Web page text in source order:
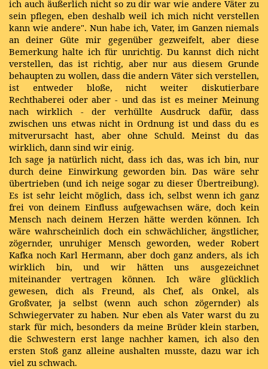
ich auch äußerlich nicht so zu dir war wie andere Väter zu
sein pflegen, eben deshalb weil ich mich nicht verstellen
kann wie andere". Nun habe ich, Vater, im Ganzen niemals
an deiner Güte mir gegenüber gezweifelt, aber diese
Bemerkung halte ich für unrichtig. Du kannst dich nicht
verstellen, das ist richtig, aber nur aus diesem Grunde
behaupten zu wollen, dass die andern Väter sich verstellen,
ist entweder bloße, nicht weiter diskutierbare
Rechthaberei oder aber - und das ist es meiner Meinung
nach wirklich - der verhüllte Ausdruck dafür, dass
zwischen uns etwas nicht in Ordnung ist und dass du es
mitverursacht hast, aber ohne Schuld. Meinst du das
wirklich, dann sind wir einig.
Ich sage ja natürlich nicht, dass ich das, was ich bin, nur
durch deine Einwirkung geworden bin. Das wäre sehr
übertrieben (und ich neige sogar zu dieser Übertreibung).
Es ist sehr leicht möglich, dass ich, selbst wenn ich ganz
frei von deinem Einfluss aufgewachsen wäre, doch kein
Mensch nach deinem Herzen hätte werden können. Ich
wäre wahrscheinlich doch ein schwächlicher, ängstlicher,
zögernder, unruhiger Mensch geworden, weder Robert
Kafka noch Karl Hermann, aber doch ganz anders, als ich
wirklich bin, und wir hätten uns ausgezeichnet
miteinander vertragen können. Ich wäre glücklich
gewesen, dich als Freund, als Chef, als Onkel, als
Großvater, ja selbst (wenn auch schon zögernder) als
Schwiegervater zu haben. Nur eben als Vater warst du zu
stark für mich, besonders da meine Brüder klein starben,
die Schwestern erst lange nachher kamen, ich also den
ersten Stoß ganz alleine aushalten musste, dazu war ich
viel zu schwach.